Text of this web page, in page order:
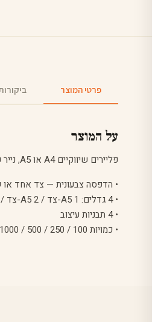
פרטי המוצר ביקורות
על המוצר
פליירים שיווקיים A4 או A5, נייר כרומו 135 גרם.
• הדפסה צבעונית — צד אחד או
• 4 גדלים: A5 1-צד / A5 2-צד / A4 1-צד / A4 2-צד
• 4 תבניות עיצוב
• כמויות 100 / 250 / 500 / 1000